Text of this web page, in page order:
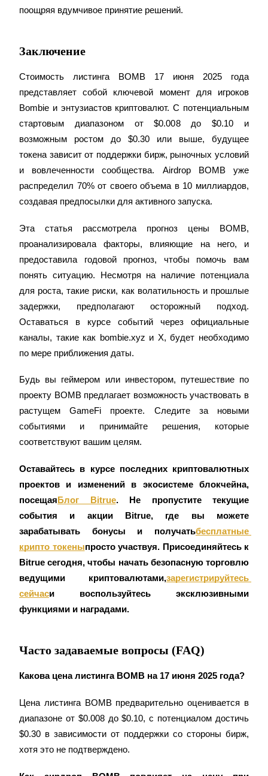
Share 500000 CASHCAT prize pool
Register & Trade to Win 500,000 USDT
Precious Metals Trading Carnival
Trade Gold & Silver · 33,333 USDT Bonus
USDT New User Exclusive 10% APR
USDT Flexible Staking | Daily Rewards
Trade New Futures, Win 200,000 USDT
Crypto World Cup 2026: Grand Finale
77,777+3k Rewards
Больше событий
Выигрывайте призы и эксклюзивные награды
поощряя вдумчивое принятие решений.
Заключение
Стоимость листинга BOMB 17 июня 2025 года
представляет собой ключевой момент для игроков
Bombie и энтузиастов криптовалют. С потенциальным
стартовым диапазоном от $0.008 до $0.10 и
возможным ростом до $0.30 или выше, будущее
токена зависит от поддержки бирж, рыночных условий
и вовлеченности сообщества. Airdrop BOMB уже
распределил 70% от своего объема в 10 миллиардов,
создавая предпосылки для активного запуска.
Эта статья рассмотрела прогноз цены BOMB,
проанализировала факторы, влияющие на него, и
предоставила годовой прогноз, чтобы помочь вам
понять ситуацию. Несмотря на наличие потенциала
для роста, такие риски, как волатильность и прошлые
задержки, предполагают осторожный подход.
Оставаться в курсе событий через официальные
каналы, такие как bombie.xyz и X, будет необходимо
по мере приближения даты.
Будь вы геймером или инвестором, путешествие по
проекту BOMB предлагает возможность участвовать в
растущем GameFi проекте. Следите за новыми
событиями и принимайте решения, которые
соответствуют вашим целям.
Оставайтесь в курсе последних криптовалютных
проектов и изменений в экосистеме блокчейна,
посещая Блог Bitrue. Не пропустите текущие
события и акции Bitrue, где вы можете
зарабатывать бонусы и получатьбесплатные
крипто токеныпросто участвуя. Присоединяйтесь к
Bitrue сегодня, чтобы начать безопасную торговлю
ведущими криптовалютами,зарегистрируйтесь
сейчаси воспользуйтесь эксклюзивными
функциями и наградами.
Часто задаваемые вопросы (FAQ)
Какова цена листинга BOMB на 17 июня 2025 года?
Цена листинга BOMB предварительно оценивается в
диапазоне от $0.008 до $0.10, с потенциалом достичь
$0.30 в зависимости от поддержки со стороны бирж,
хотя это не подтверждено.